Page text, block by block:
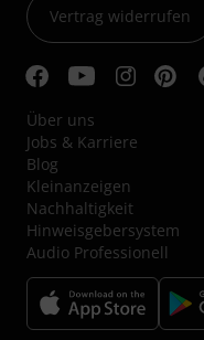
Vertrag widerrufen
Über uns
Jobs & Karriere
Blog
Kleinanzeigen
Nachhaltigkeit
Hinweisgebersystem
Audio Professionell